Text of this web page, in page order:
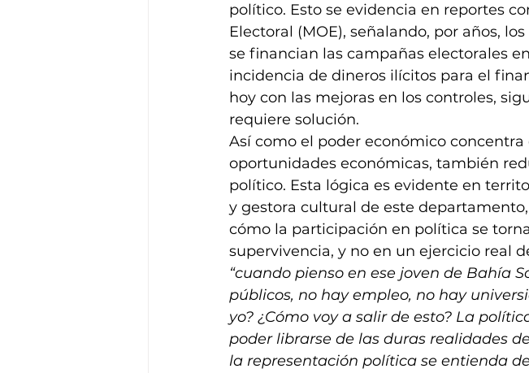
político. Esto se evidencia en reportes
Electoral (MOE), señalando, por años,
se financian las campañas electorales
incidencia de dineros ilícitos para el
hoy con las mejoras en los controles,
requiere solución.
Así como el poder económico
oportunidades económicas, también
político. Esta lógica es evidente en
y gestora cultural de este
cómo la participación en política se
supervivencia, y no en un ejercicio real
“cuando pienso en ese joven de Bahía
públicos, no hay empleo, no hay
yo? ¿Cómo voy a salir de esto? La
poder librarse de las duras realidades
la representación política se entienda